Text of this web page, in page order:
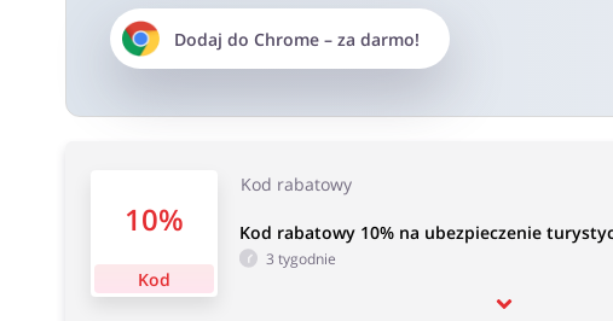
Dodaj do Chrome– za darmo!
10%
Kod
Kod rabatowy
Kod rabatowy 10% na ubezpieczenie
3 tygodnie